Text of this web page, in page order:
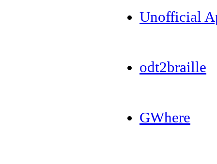
Unofficial
odt2braille
GWhere